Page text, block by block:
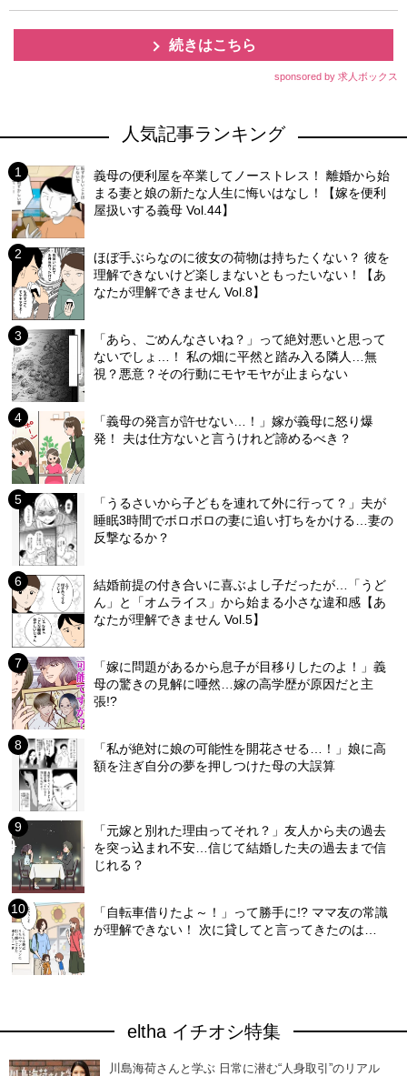
続きはこちら
sponsored by 求人ボックス
人気記事ランキング
義母の便利屋を卒業してノーストレス！ 離婚から始
まる妻と娘の新たな人生に悔いはなし！【嫁を便利
屋扱いする義母 Vol.44】
ほぼ手ぶらなのに彼女の荷物は持ちたくない？ 彼を
理解できないけど楽しまないともったいない！【あ
なたが理解できません Vol.8】
「あら、ごめんなさいね？」って絶対悪いと思って
ないでしょ…！ 私の畑に平然と踏み入る隣人…無
視？悪意？その行動にモヤモヤが止まらない
「義母の発言が許せない…！」嫁が義母に怒り爆
発！ 夫は仕方ないと言うけれど諦めるべき？
「うるさいから子どもを連れて外に行って？」夫が
睡眠3時間でボロボロの妻に追い打ちをかける…妻の
反撃なるか？
結婚前提の付き合いに喜ぶよし子だったが…「うど
ん」と「オムライス」から始まる小さな違和感【あ
なたが理解できません Vol.5】
「嫁に問題があるから息子が目移りしたのよ！」義
母の驚きの見解に唖然…嫁の高学歴が原因だと主
張!?
「私が絶対に娘の可能性を開花させる…！」娘に高
額を注ぎ自分の夢を押しつけた母の大誤算
「元嫁と別れた理由ってそれ？」友人から夫の過去
を突っ込まれ不安…信じて結婚した夫の過去まで信
じれる？
「自転車借りたよ～！」って勝手に!? ママ友の常識
が理解できない！ 次に貸してと言ってきたのは…
eltha イチオシ特集
川島海荷さんと学ぶ 日常に潜む“人身取引”のリアル